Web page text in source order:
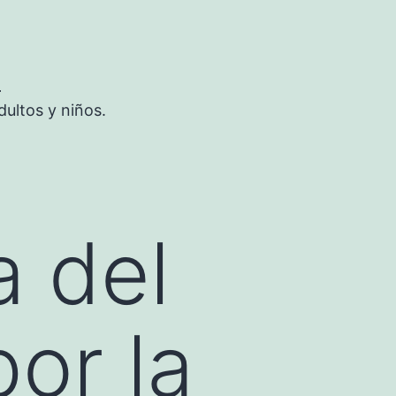
y niños.
del
la